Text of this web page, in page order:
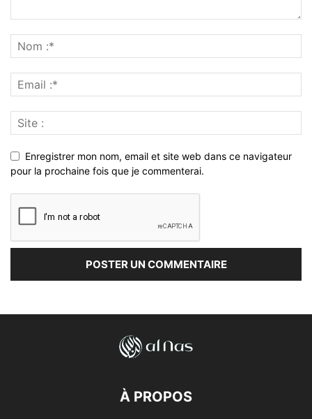
Enregistrer mon nom, email et site web dans ce navigateur
pour la prochaine fois que je commenterai.
À PROPOS